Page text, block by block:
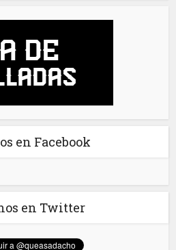
en Facebook
en Twitter